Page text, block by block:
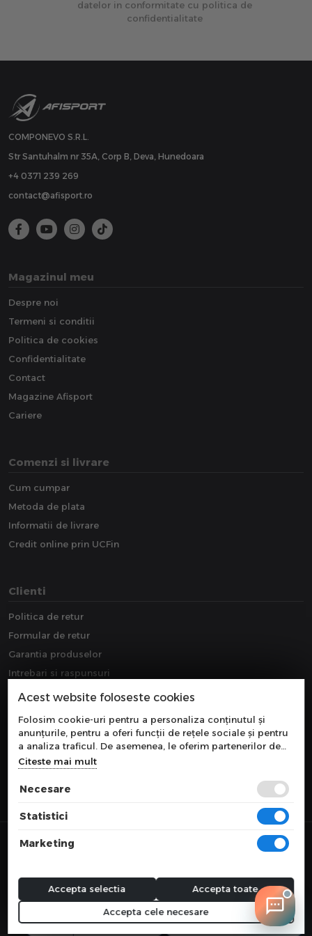
datelor in conformitate cu politica de
confidentialitate
COMPONEVO S.R.L.
Str Santuhalm nr 35A, Corp B, Deva, Hunedoara
+4 0371 239 269
contact@afisport.ro
Magazinul meu
Despre noi
Termeni si conditii
Politica de cookies
Confidentialitate
Contact
Magazine Afisport
Cariere
Comenzi si livrare
Cum cumpar
Metoda de plata
Informatii de livrare
Credit online prin UCFin
Clienti
Politica de retur
Formular de retur
Garantia produselor
Intrebari si raspunsuri
Downloads
webdesign by
Acest website foloseste cookies
Folosim cookie-uri pentru a personaliza conținutul și
anunțurile, pentru a oferi funcții de rețele sociale și pentru
a analiza traficul. De asemenea, le oferim partenerilor de
rețele sociale, de publicitate și de analize informații cu
privire la modul în care folosiți site-ul nostru. Aceștia le
pot combina cu alte informații oferite de dvs. sau culese în
Citeste mai mult
Necesare
Statistici
Marketing
Accepta cele necesare
Accepta selectia Accepta toate